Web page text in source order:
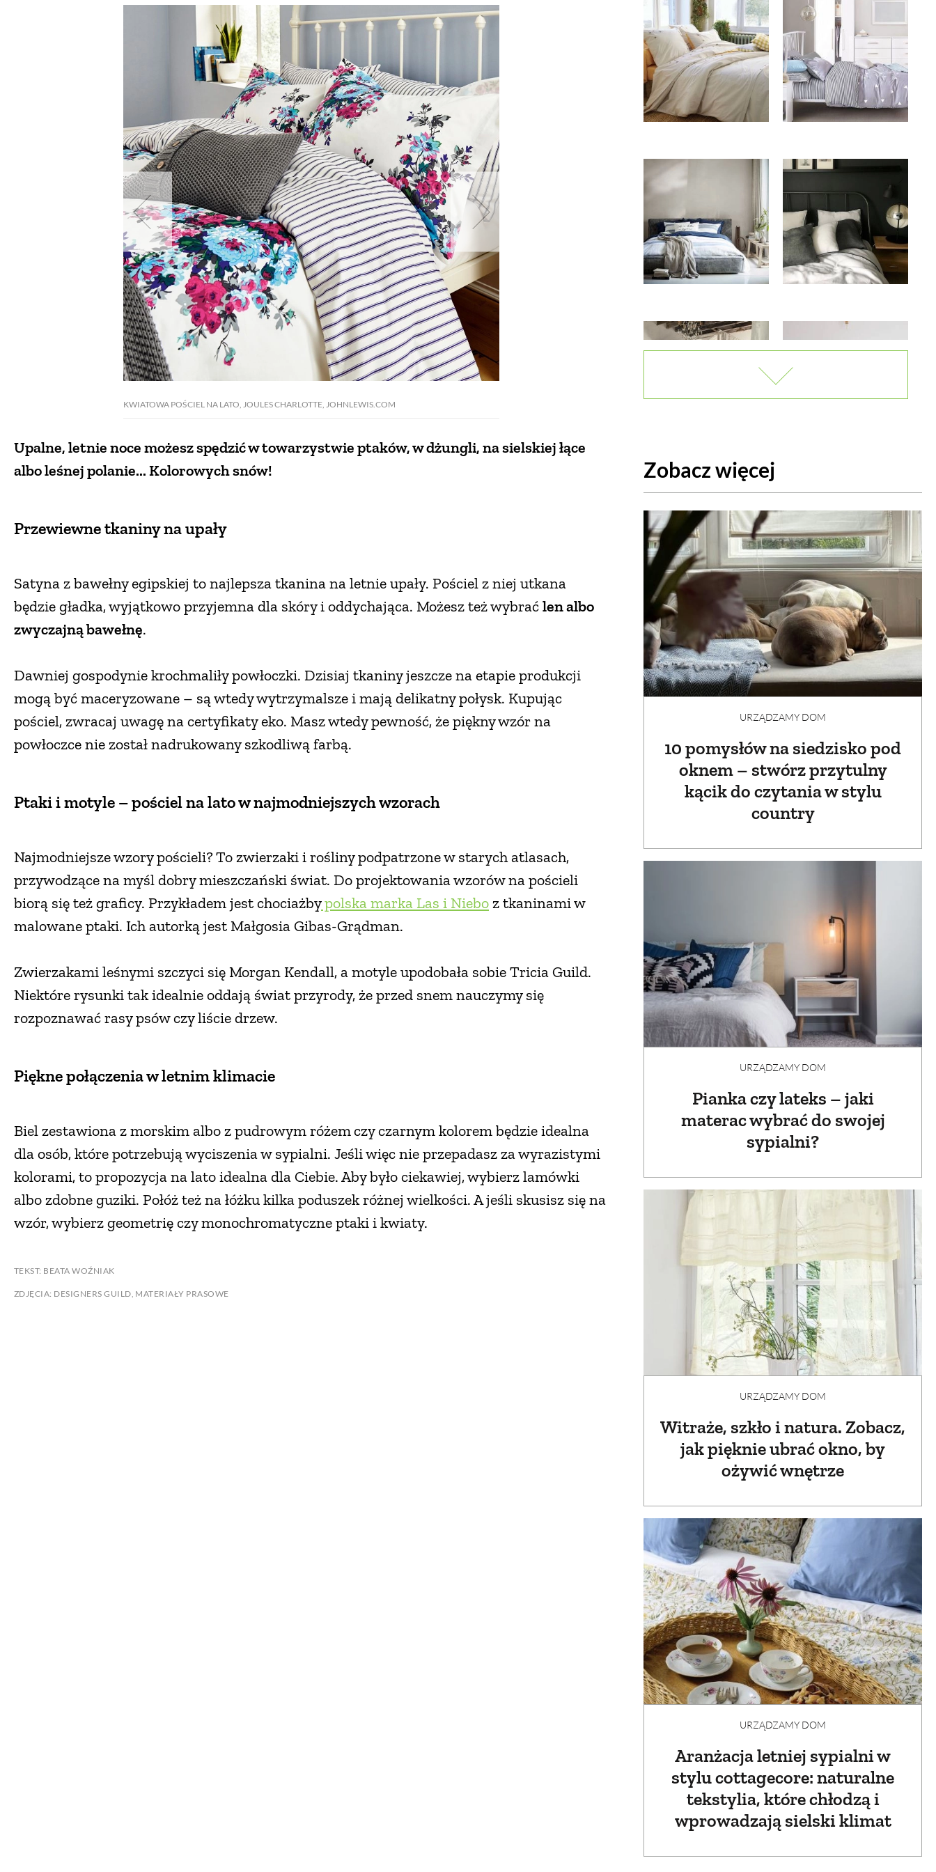
KWIATOWA POŚCIEL NA LATO, JOULES CHARLOTTE, JOHNLEWIS.COM
Upalne, letnie noce możesz spędzić w towarzystwie ptaków, w dżungli, na sielskiej łące
albo leśnej polanie... Kolorowych snów!
Przewiewne tkaniny na upały
Satyna z bawełny egipskiej to najlepsza tkanina na letnie upały. Pościel z niej utkana
będzie gładka, wyjątkowo przyjemna dla skóry i oddychająca. Możesz też wybraćlen albo
zwyczajną bawełnę.
Dawniej gospodynie krochmaliły powłoczki. Dzisiaj tkaniny jeszcze na etapie produkcji
mogą być maceryzowane – są wtedy wytrzymalsze i mają delikatny połysk. Kupując
pościel, zwracaj uwagę na certyfikaty eko. Masz wtedy pewność, że piękny wzór na
powłoczce nie został nadrukowany szkodliwą farbą.
Ptaki i motyle – pościel na lato w najmodniejszych wzorach
Najmodniejsze wzory pościeli?To zwierzaki i rośliny podpatrzone w starych atlasach,
przywodzące na myśl dobry mieszczański świat. Do projektowania wzorów na pościeli
biorą się też graficy. Przykładem jest chociażbypolska marka Las i Nieboz tkaninami w
malowane ptaki. Ich autorką jest Małgosia Gibas-Grądman.
Zwierzakami leśnymi szczyci się Morgan Kendall, a motyle upodobała sobie Tricia Guild.
Niektóre rysunki tak idealnie oddają świat przyrody, że przed snem nauczymy się
rozpoznawać rasy psów czy liście drzew.
Piękne połączenia w letnim klimacie
Biel zestawiona z morskim albo z pudrowym różemczy czarnym kolorem będzie idealna
dla osób, które potrzebują wyciszenia w sypialni. Jeśli więc nie przepadasz za wyrazistymi
kolorami, to propozycja na lato idealna dla Ciebie. Aby było ciekawiej, wybierz lamówki
albo zdobne guziki. Połóż też na łóżku kilka poduszek różnej wielkości. A jeśli skusisz się na
wzór, wybierz geometrię czy monochromatyczne ptaki i kwiaty.
TEKST: BEATA WOŹNIAK
ZDJĘCIA: DESIGNERS GUILD, MATERIAŁY PRASOWE
Zobacz więcej
URZĄDZAMY DOM
10 pomysłów na siedzisko pod
oknem – stwórz przytulny
kącik do czytania w stylu
country
URZĄDZAMY DOM
Pianka czy lateks – jaki
materac wybrać do swojej
sypialni?
URZĄDZAMY DOM
Witraże, szkło i natura. Zobacz,
jak pięknie ubrać okno, by
ożywić wnętrze
URZĄDZAMY DOM
Aranżacja letniej sypialni w
stylu cottagecore: naturalne
tekstylia, które chłodzą i
wprowadzają sielski klimat